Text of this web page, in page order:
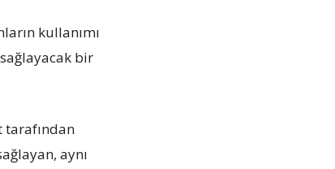
kullanımı
bir
tarafından
aynı